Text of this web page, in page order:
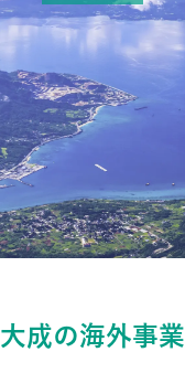
大成の海外事業